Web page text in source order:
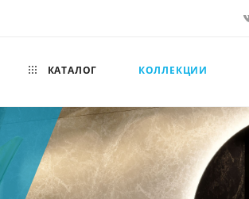
КАТАЛОГ КОЛЛЕКЦИИ